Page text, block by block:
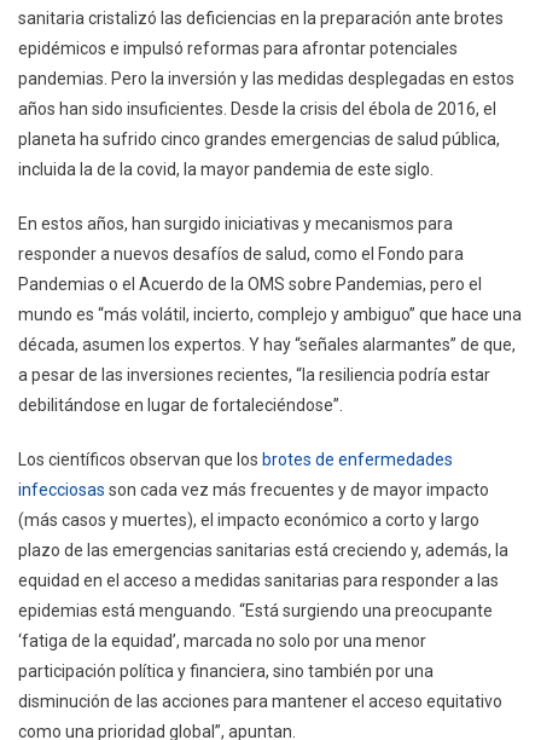
sanitaria cristalizó las deficiencias en la preparación ante brotes
epidémicos e impulsó reformas para afrontar potenciales
pandemias. Pero la inversión y las medidas desplegadas en estos
años han sido insuficientes. Desde la crisis del ébola de 2016, el
planeta ha sufrido cinco grandes emergencias de salud pública,
incluida la de la covid, la mayor pandemia de este siglo.
En estos años, han surgido iniciativas y mecanismos para
responder a nuevos desafíos de salud, como el Fondo para
Pandemias o el Acuerdo de la OMS sobre Pandemias, pero el
mundo es “más volátil, incierto, complejo y ambiguo” que hace una
década, asumen los expertos. Y hay “señales alarmantes” de que,
a pesar de las inversiones recientes, “la resiliencia podría estar
debilitándose en lugar de fortaleciéndose”.
Los científicos observan que los brotes de enfermedades
infecciosas son cada vez más frecuentes y de mayor impacto
(más casos y muertes), el impacto económico a corto y largo
plazo de las emergencias sanitarias está creciendo y, además, la
equidad en el acceso a medidas sanitarias para responder a las
epidemias está menguando. “Está surgiendo una preocupante
‘fatiga de la equidad’, marcada no solo por una menor
participación política y financiera, sino también por una
disminución de las acciones para mantener el acceso equitativo
como una prioridad global”, apuntan.